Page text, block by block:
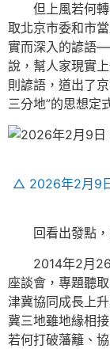
但上風若何
取北京市委和市
實而深入的諺語
說，幫人家現實
則諺語，道出了
三分地”的思想定
△ 2026年2月9
回看出發點
2014年2月
座談會，專題聽
津冀協同成長上
冀三地雖地緣相
若何打破藩籬、